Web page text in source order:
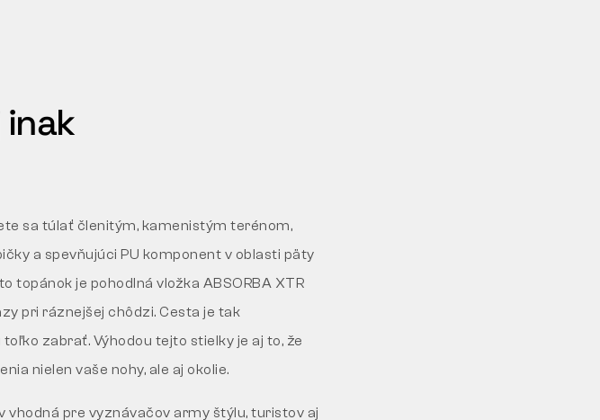
sa túlať členitým, kamenistým terénom,
a spevňujúci PU komponent v oblasti päty
topánok je pohodlná vložka ABSORBA XTR
pri ráznejšej chôdzi. Cesta je tak
zabrať. Výhodou tejto stielky je aj to, že
nielen vaše nohy, ale aj okolie.
pre vyznávačov army štýlu, turistov aj